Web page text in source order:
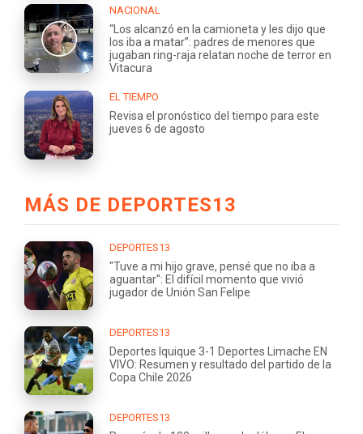
NACIONAL
“Los alcanzó en la camioneta y les dijo que
los iba a matar”: padres de menores que
jugaban ring-raja relatan noche de terror en
Vitacura
EL TIEMPO
Revisa el pronóstico del tiempo para este
jueves 6 de agosto
MÁS DE DEPORTES13
DEPORTES13
"Tuve a mi hijo grave, pensé que no iba a
aguantar": El difícil momento que vivió
jugador de Unión San Felipe
DEPORTES13
Deportes Iquique 3-1 Deportes Limache EN
VIVO: Resumen y resultado del partido de la
Copa Chile 2026
DEPORTES13